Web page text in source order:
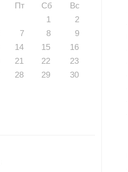
Пт Сб
Вс
1
2
7 8
9
14 15
16
21 22
23
28 29
30